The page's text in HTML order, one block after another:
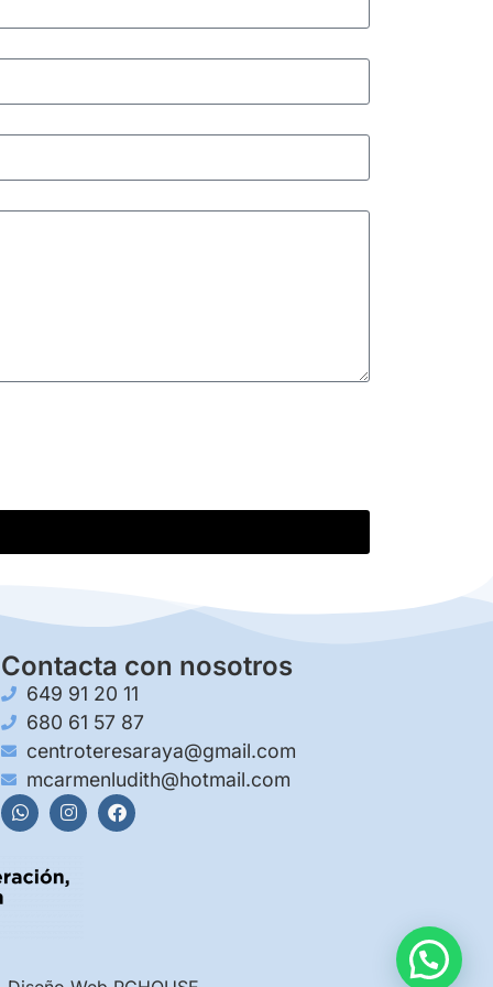
Contacta con nosotros
649 91 20 11
680 61 57 87
centroteresaraya@gmail.com
mcarmenludith@hotmail.com